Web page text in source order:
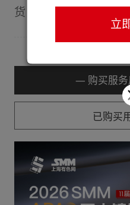
货，装运到期日为
— 购买服
已购买
立